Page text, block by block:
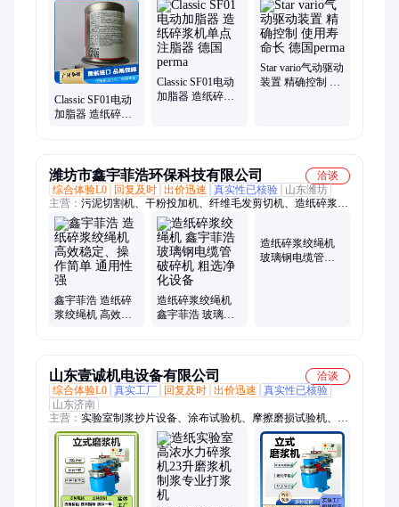
机、工业油杯、驱动装置、塑料注油、润滑系统、润滑油泵、润
滑油杯、启动电源、电动驱动、工业油脂、限定开关、通用油
脂、滚筒轴承座、黄油加脂器
Classic SF01电动
加脂器 造纸碎浆
Classic SF01电动
加脂器 造纸碎浆
Star vario气动驱动
装置 精确控制 使
潍坊市鑫宇菲浩环保科技有限公司
洽谈
综合体验L0
回复及时 出价迅速 真实性已核验
山东潍坊
主营： 污泥切割机、干粉投加机、纤维毛发剪切机、造纸碎浆绞
绳机、管道粉碎机、三槽一体化加药搅拌装置、涡凹曝气机、化
工管式反应器、管道静态混合器、化工流体细碎机、粉体物料细
碎机、磁性分离器、管道除铁器、污泥剪切机
鑫宇菲浩 造纸碎
浆绞绳机 高效稳
造纸碎浆绞绳机
鑫宇菲浩 玻璃钢
造纸碎浆绞绳机
玻璃钢电缆管破
山东壹诚机电设备有限公司
洽谈
综合体验L0 真实工厂 回复及时 出价迅速
真实性已核验
山东济南
主营： 实验室制浆抄片设备、涂布试验机、摩擦磨损试验机、造
纸与包装印刷检测仪器、药包材玻璃瓶检测仪器、万能材料试验